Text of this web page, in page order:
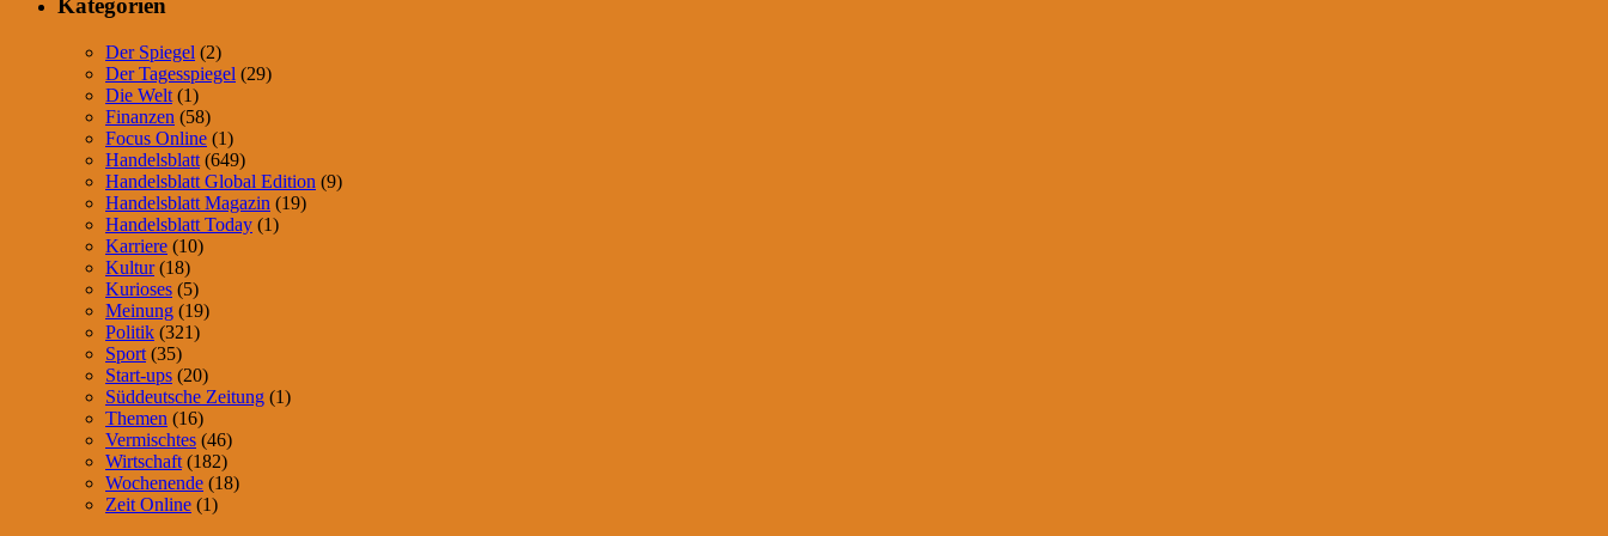
Kategorien
Der Spiegel (2)
Der Tagesspiegel (29)
Die Welt (1)
Finanzen (58)
Focus Online (1)
Handelsblatt (649)
Handelsblatt Global Edition (9)
Handelsblatt Magazin (19)
Handelsblatt Today (1)
Karriere (10)
Kultur(18)
Kurioses (5)
Meinung (19)
Politik (321)
Sport (35)
Start-ups (20)
Süddeutsche Zeitung (1)
Themen (16)
Vermischtes (46)
Wirtschaft (182)
Wochenende (18)
Zeit Online (1)